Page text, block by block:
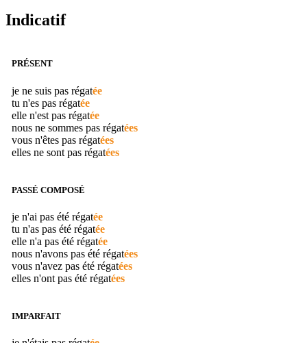
Indicatif
PRÉSENT
je ne suis pas régatée
tu n'es pas régatée
elle n'est pas régatée
nous ne sommes pas régatées
vous n'êtes pas régatées
elles ne sont pas régatées
PASSÉ COMPOSÉ
je n'ai pas été régatée
tu n'as pas été régatée
elle n'a pas été régatée
nous n'avons pas été régatées
vous n'avez pas été régatées
elles n'ont pas été régatées
IMPARFAIT